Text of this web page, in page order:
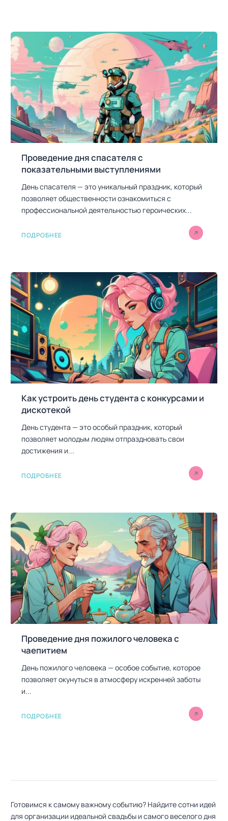
Проведение дня спасателя с
показательными выступлениями
День спасателя — это уникальный праздник, который
позволяет общественности ознакомиться с
профессиональной деятельностью героических...
ПОДРОБНЕЕ
Как устроить день студента с конкурсами и
дискотекой
День студента — это особый праздник, который
позволяет молодым людям отпраздновать свои
достижения и...
ПОДРОБНЕЕ
Проведение дня пожилого человека с
чаепитием
День пожилого человека — особое событие, которое
позволяет окунуться в атмосферу искренней заботы
и...
ПОДРОБНЕЕ
Готовимся к самому важному событию? Найдите сотни идей
для организации идеальной свадьбы и самого веселого дня